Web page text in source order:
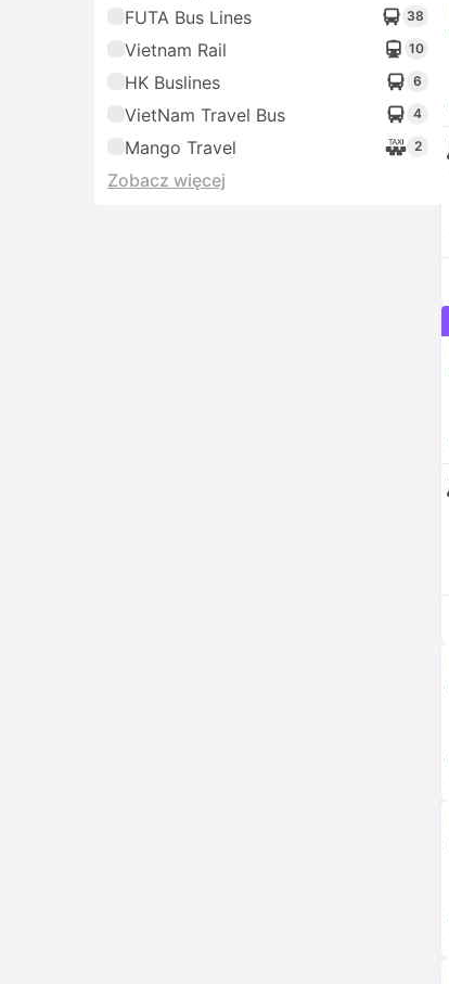
FUTA Bus Lines
38
Vietnam Rail 10
HK Buslines 6
VietNam Travel Bus 4
Mango Travel 2
Zobacz więcej